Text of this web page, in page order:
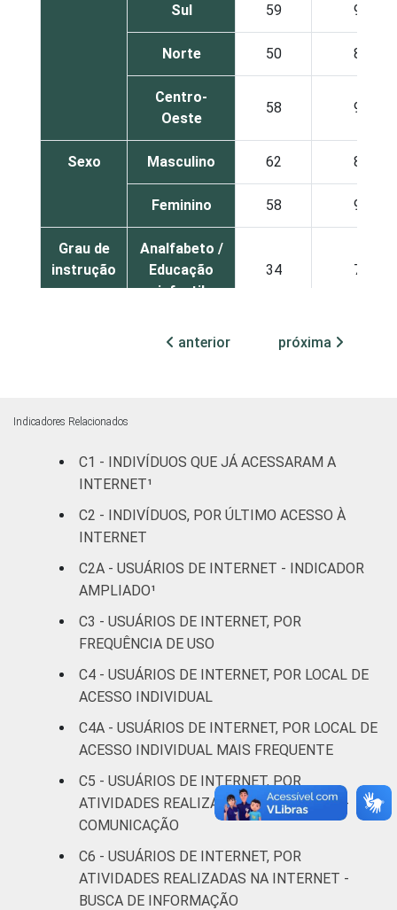
Sul 59 90
Norte 50 84
Centro-
Oeste
58 92
Sexo Masculino 62 88
Feminino 58 91
Grau de
instrução
Analfabeto /
Educação
infantil
34 75
Fundamental
Faixa
etária
De 10 a 15
De 25 a 34
anos
anos
63 92
De 45 a 59
anos
57 88
De 60 anos
ou mais
57 83
Renda
Familiar
Até 1 SM 42
Mais de 1
anterior próxima
Indicadores Relacionados
C1 - INDIVÍDUOS QUE JÁ ACESSARAM A
INTERNET¹
C2 - INDIVÍDUOS, POR ÚLTIMO ACESSO À
INTERNET
C2A - USUÁRIOS DE INTERNET - INDICADOR
AMPLIADO¹
C3 - USUÁRIOS DE INTERNET, POR
FREQUÊNCIA DE USO
C4 - USUÁRIOS DE INTERNET, POR LOCAL DE
ACESSO INDIVIDUAL
C4A - USUÁRIOS DE INTERNET, POR LOCAL DE
ACESSO INDIVIDUAL MAIS FREQUENTE
C5 - USUÁRIOS DE INTERNET, POR
ATIVIDADES REALIZADAS NA INTERNET -
COMUNICAÇÃO
C6 - USUÁRIOS DE INTERNET, POR
ATIVIDADES REALIZADAS NA INTERNET -
BUSCA DE INFORMAÇÃO